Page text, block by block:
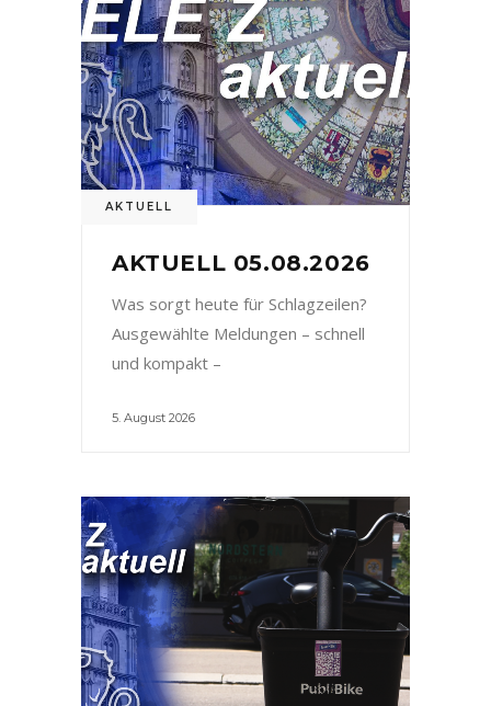
AKTUELL
AKTUELL 05.08.2026
Was sorgt heute für Schlagzeilen?
Ausgewählte Meldungen – schnell
und kompakt –
5. August 2026